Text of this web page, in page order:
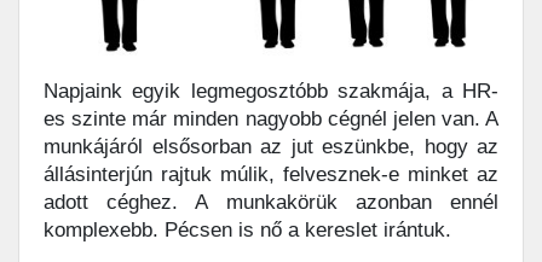
Napjaink egyik legmegosztóbb szakmája, a HR-
es szinte már minden nagyobb cégnél jelen van. A
munkájáról elsősorban az jut eszünkbe, hogy az
állásinterjún rajtuk múlik, felvesznek-e minket az
adott céghez. A munkakörük azonban ennél
komplexebb. Pécsen is nő a kereslet irántuk.